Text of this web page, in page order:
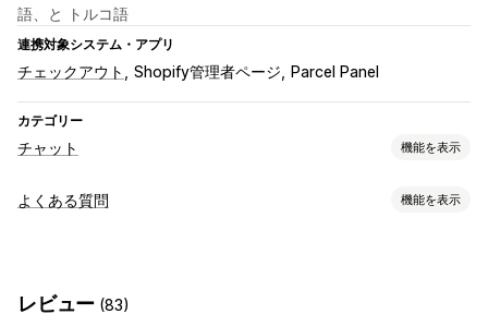
語、と トルコ語
連携対象システム・アプリ
チェックアウト Shopify管理者ページ Parcel Panel
カテゴリー
チャット 機能を表示
リアルタイムメッセージ
よくある質問 機能を表示
画像 複数言語
レビュー (83)